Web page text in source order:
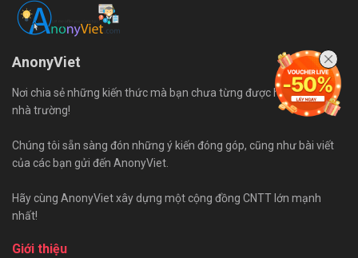
AnonyViet
Nơi chia sẻ những kiến thức mà bạn chưa từng được học trên ghế
nhà trường!
Chúng tôi sẵn sàng đón những ý kiến đóng góp, cũng như bài viết
của các bạn gửi đến AnonyViet.
Hãy cùng AnonyViet xây dựng một cộng đồng CNTT lớn mạnh
nhất!
Giới thiệu